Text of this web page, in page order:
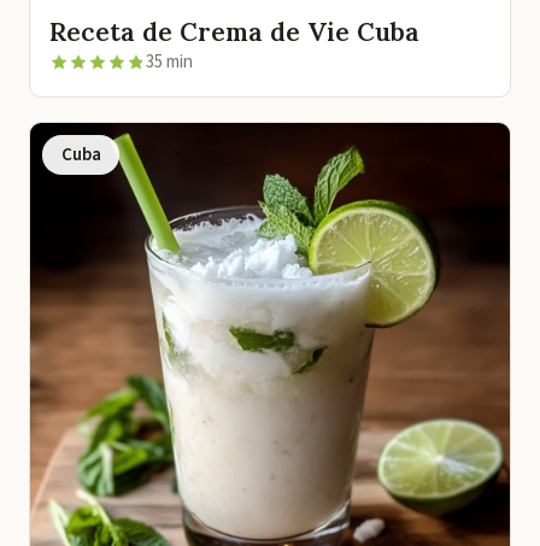
Receta de Crema de Vie Cuba
35 min
Cuba